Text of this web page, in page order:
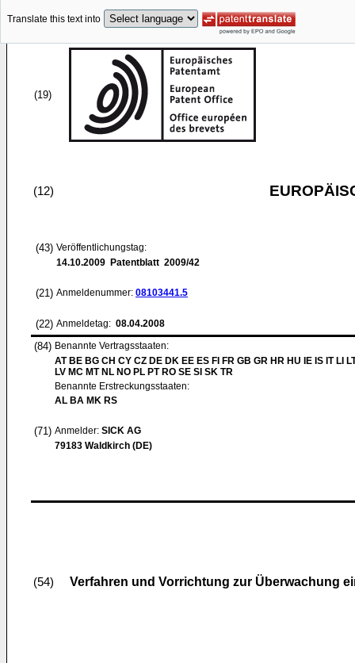
Translate this text into
(19)
(12)
(43) Veröffentlichungstag:
14.10.2009 Patentblatt 2009/42
(21) Anmeldenummer: 08103441.5
(22) Anmeldetag: 08.04.2008
(84) Benannte Vertragsstaaten:
AT BE BG CH CY CZ DE DK EE ES FI FR GB GR HR HU IE IS IT LI
LV MC MT NL NO PL PT RO SE SI SK TR
Benannte Erstreckungsstaaten:
AL BA MK RS
(71) Anmelder: SICK AG
79183 Waldkirch (DE)
(54) Verfahren und Vorrichtung zur Überwachung